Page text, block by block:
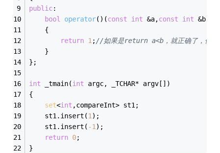
public:
bool
operator() (const int &a,const int &b)
	{
return 1 ;//如果是return a<b，就正确了，但这
	}
};
int _tmain(int argc, _TCHAR* argv[])
{
set<int ,compareInt> st1;
	st1.insert(
1 );
	st1.insert(
-1 );
return 0;
}